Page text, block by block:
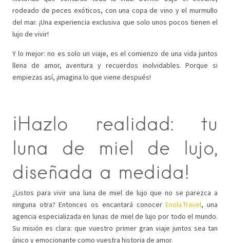
rodeado de peces exóticos, con una copa de vino y el murmullo
del mar. ¡Una experiencia exclusiva que solo unos pocos tienen el
lujo de vivir!
Y lo mejor: no es solo un viaje, es el comienzo de una vida juntos
llena de amor, aventura y recuerdos inolvidables. Porque si
empiezas así, ¡imagina lo que viene después!
¡Hazlo realidad: tu
luna de miel de lujo,
diseñada a medida!
¿Listos para vivir una luna de miel de lujo que no se parezca a
ninguna otra? Entonces os encantará conocerEnola Travel, una
agencia especializada en lunas de miel de lujo por todo el mundo.
Su misión es clara: que vuestro primer gran viaje juntos sea tan
único y emocionante como vuestra historia de amor.